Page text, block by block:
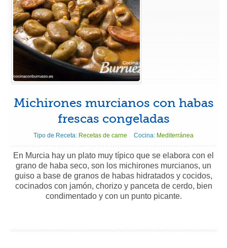
Michirones murcianos con habas
frescas congeladas
Tipo de Receta: Recetas de carne Cocina: Mediterránea
En Murcia hay un plato muy típico que se elabora con el
grano de haba seco, son los michirones murcianos, un
guiso a base de granos de habas hidratados y cocidos,
cocinados con jamón, chorizo y panceta de cerdo, bien
condimentado y con un punto picante.